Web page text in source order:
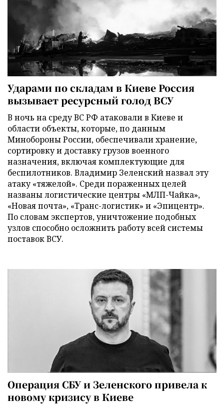
Ударами по складам в Киеве Россия
вызывает ресурсный голод ВСУ
В ночь на среду ВС РФ атаковали в Киеве и
области объекты, которые, по данным
Минобороны России, обеспечивали хранение,
сортировку и доставку грузов военного
назначения, включая комплектующие для
беспилотников. Владимир Зеленский назвал эту
атаку «тяжелой». Среди пораженных целей
названы логистические центры «МЛП-Чайка»,
«Новая почта», «Транс-логистик» и «Эпицентр».
По словам экспертов, уничтожение подобных
узлов способно осложнить работу всей системы
поставок ВСУ.
Операция СБУ и Зеленского привела к
новому кризису в Киеве